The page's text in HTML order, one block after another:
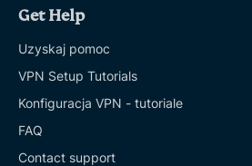
Get Help
Uzyskaj pomoc
VPN Setup Tutorials
Konfiguracja VPN - tutoriale
FAQ
Contact support